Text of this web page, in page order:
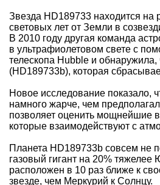
Звезда HD189733 находится на
световых лет от Земли в
В 2010 году другая команда
в ультрафиолетовом свете с
телескопа Hubble и обнаружила,
(HD189733b), которая
Новое исследование показало,
намного жарче, чем
позволяет оценить мощнейшие
которые взаимодействуют с
Планета HD189733b совсем не
газовый гигант на 20%
расположен в 10 раз ближе к
звезде, чем Меркурий к Солнцу.